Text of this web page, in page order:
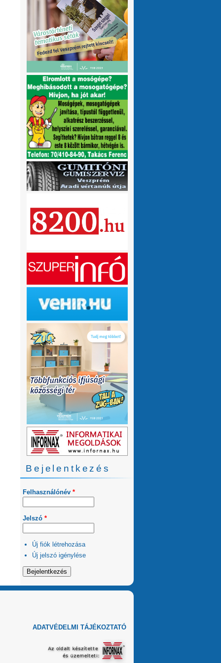
olvasnám.Üdv
10 hónap 1 hét
VMeteo-Zooltán:Remek asszisztens
Köszi az infót. Lehet mit böngészni.
1 év 2 hónap
P.Csaba:Űjra elérhetőek a honlapomon
a klíma adatok (2007-től, havi
részletességgel, napi bontásban):
https://tinyurl.com/24vslpzg A ChatGPT 3
perc alatt megtalálta a hibát a PHP-ben,
ami nekem hónapok óta nem sikerült...
1 év 2 hónap
VMeteo-Zooltán:Nézd már, van itt egy
üzenőfal
1 év 2 hónap
P.Csaba: 1 év 4 hónap
VMeteo-Zooltán:Hopp, meggyógyult
1 év 4 hónap
Valami frissítés rosszul sikerült :/
hónap
Bejelentkezés
Felhasználónév *
Jelszó *
Új fiók létrehozása
Új jelszó igénylése
ADATVÉDELMI TÁJÉKOZTATÓ